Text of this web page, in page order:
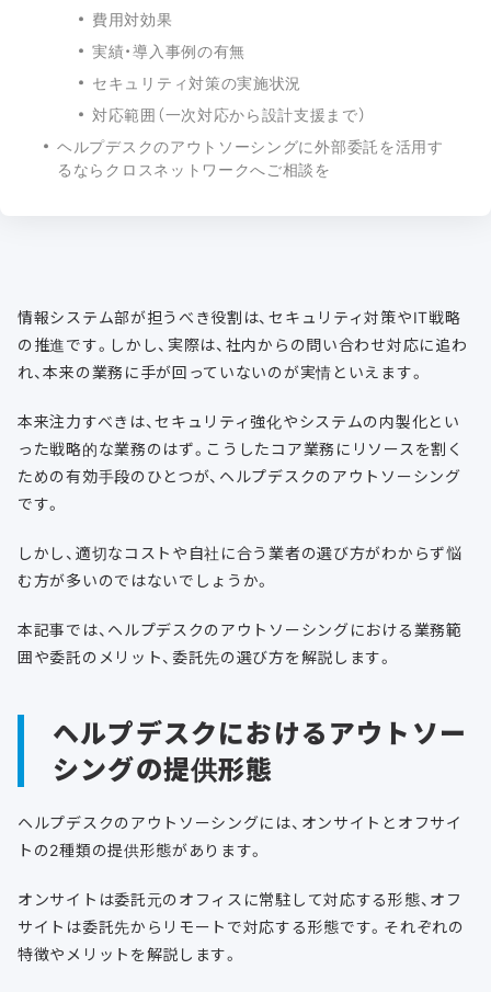
費用対効果
実績・導入事例の有無
セキュリティ対策の実施状況
対応範囲（一次対応から設計支援まで）
ヘルプデスクのアウトソーシングに外部委託を活用す
るならクロスネットワークへご相談を
情報システム部が担うべき役割は、セキュリティ対策やIT戦略
の推進です。しかし、実際は、社内からの問い合わせ対応に追わ
れ、本来の業務に手が回っていないのが実情といえます。
本来注力すべきは、セキュリティ強化やシステムの内製化とい
った戦略的な業務のはず。こうしたコア業務にリソースを割く
ための有効手段のひとつが、ヘルプデスクのアウトソーシング
です。
しかし、適切なコストや自社に合う業者の選び方がわからず悩
む方が多いのではないでしょうか。
本記事では、ヘルプデスクのアウトソーシングにおける業務範
囲や委託のメリット、委託先の選び方を解説します。
ヘルプデスクにおけるアウトソー
シングの提供形態
ヘルプデスクのアウトソーシングには、オンサイトとオフサイ
トの2種類の提供形態があります。
オンサイトは委託元のオフィスに常駐して対応する形態、オフ
サイトは委託先からリモートで対応する形態です。それぞれの
特徴やメリットを解説します。